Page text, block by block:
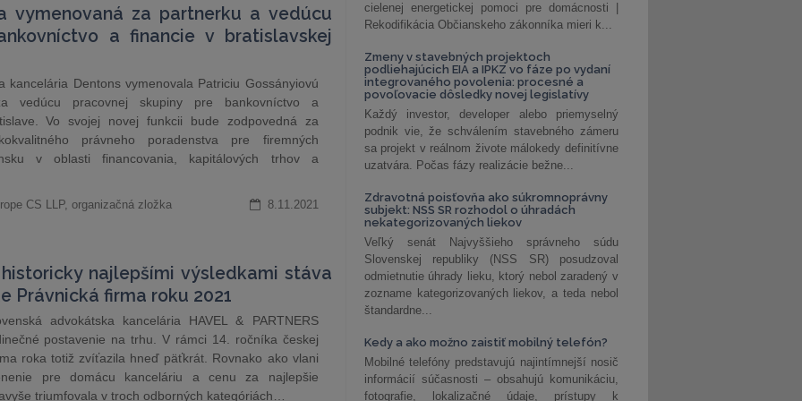
vymenovaná za partnerku a vedúcu
a financie v bratislavskej
kancelária Dentons vymenovala Patriciu Gossányiovú
vedúcu pracovnej skupiny pre bankovníctvo a
Vo svojej novej funkcii bude zodpovedná za
právneho poradenstva pre firemných
v oblasti financovania, kapitálových trhov a
CS LLP, organizačná zložka 8.11.2021
historicky najlepšími výsledkami stáva
Právnická firma roku 2021
advokátska kancelária HAVEL & PARTNERS
postavenie na trhu. V rámci 14. ročníka českej
roka totiž zvíťazila hneď päťkrát. Rovnako ako vlani
pre domácu kanceláriu a cenu za najlepšie
triumfovala v troch odborných kategóriách…
cielenej energetickej pomoci pre domácnosti |
Rekodifikácia Občianskeho zákonníka mieri k...
Zmeny v stavebných projektoch
podliehajúcich EIA a IPKZ vo fáze po vydaní
integrovaného povolenia: procesné a
povoľovacie dôsledky novej legislatívy
Každý investor, developer alebo priemyselný
podnik vie, že schválením stavebného zámeru
sa projekt v reálnom živote málokedy definitívne
uzatvára. Počas fázy realizácie bežne...
Zdravotná poisťovňa ako súkromnoprávny
subjekt: NSS SR rozhodol o úhradách
nekategorizovaných liekov
Veľký senát Najvyššieho správneho súdu
Slovenskej republiky (NSS SR) posudzoval
odmietnutie úhrady lieku, ktorý nebol zaradený v
zozname kategorizovaných liekov, a teda nebol
štandardne...
Kedy a ako možno zaistiť mobilný telefón?
Mobilné telefóny predstavujú najintímnejší nosič
informácií súčasnosti – obsahujú komunikáciu,
fotografie, lokalizačné údaje, prístupy k